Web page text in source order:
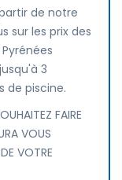
de notre
sur les prix des
3
de piscine.
FAIRE
VOUS
VOTRE